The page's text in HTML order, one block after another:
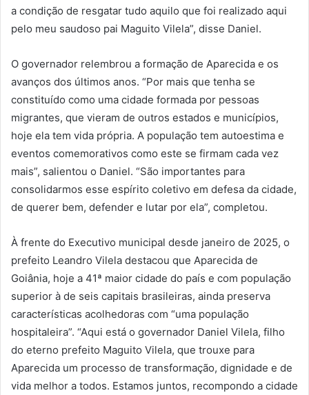
a condição de resgatar tudo aquilo que foi realizado aqui
pelo meu saudoso pai Maguito Vilela”, disse Daniel.
O governador relembrou a formação de Aparecida e os
avanços dos últimos anos. “Por mais que tenha se
constituído como uma cidade formada por pessoas
migrantes, que vieram de outros estados e municípios,
hoje ela tem vida própria. A população tem autoestima e
eventos comemorativos como este se firmam cada vez
mais”, salientou o Daniel. “São importantes para
consolidarmos esse espírito coletivo em defesa da cidade,
de querer bem, defender e lutar por ela”, completou.
À frente do Executivo municipal desde janeiro de 2025, o
prefeito Leandro Vilela destacou que Aparecida de
Goiânia, hoje a 41ª maior cidade do país e com população
superior à de seis capitais brasileiras, ainda preserva
características acolhedoras com “uma população
hospitaleira”. “Aqui está o governador Daniel Vilela, filho
do eterno prefeito Maguito Vilela, que trouxe para
Aparecida um processo de transformação, dignidade e de
vida melhor a todos. Estamos juntos, recompondo a cidade